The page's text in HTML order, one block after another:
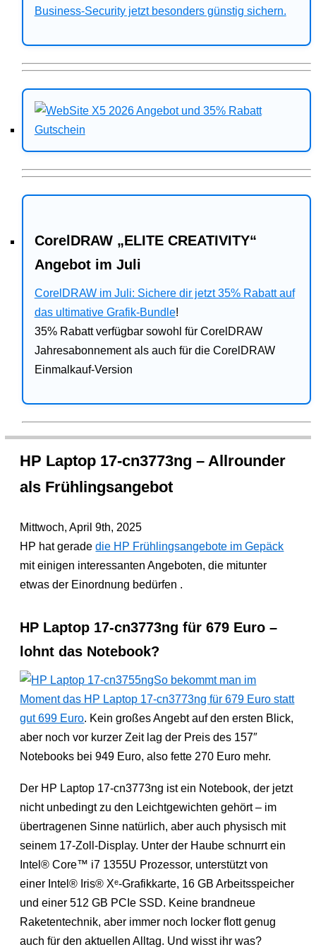
Business-Security jetzt besonders günstig sichern.
CorelDRAW „ELITE CREATIVITY“
Angebot im Juli
CorelDRAW im Juli: Sichere dir jetzt 35% Rabatt auf
das ultimative Grafik-Bundle!
35% Rabatt verfügbar sowohl für CorelDRAW
Jahresabonnement als auch für die CorelDRAW
Einmalkauf-Version
HP Laptop 17-cn3773ng – Allrounder
als Frühlingsangebot
Mittwoch, April 9th, 2025
HP hat geradedie HP Frühlingsangebote im Gepäck
mit einigen interessanten Angeboten, die mitunter
etwas der Einordnung bedürfen .
HP Laptop 17-cn3773ng für 679 Euro –
lohnt das Notebook?
So bekommt man im
Moment das HP Laptop 17-cn3773ng für 679 Euro statt
gut 699 Euro. Kein großes Angebt auf den ersten Blick,
aber noch vor kurzer Zeit lag der Preis des 157″
Notebooks bei 949 Euro, also fette 270 Euro mehr.
Der HP Laptop 17-cn3773ng ist ein Notebook, der jetzt
nicht unbedingt zu den Leichtgewichten gehört – im
übertragenen Sinne natürlich, aber auch physisch mit
seinem 17-Zoll-Display. Unter der Haube schnurrt ein
Intel® Core™ i7 1355U Prozessor, unterstützt von
einer Intel® Iris® Xᵉ-Grafikkarte, 16 GB Arbeitsspeicher
und einer 512 GB PCIe SSD. Keine brandneue
Raketentechnik, aber immer noch locker flott genug
auch für den aktuellen Alltag. Und wisst ihr was?